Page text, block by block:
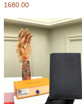
SOFT TRUNK 链
1680.00